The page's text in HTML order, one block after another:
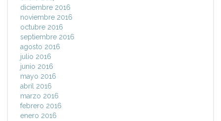
diciembre 2016
noviembre 2016
octubre 2016
septiembre 2016
agosto 2016
julio 2016
junio 2016
mayo 2016
abril 2016
marzo 2016
febrero 2016
enero 2016